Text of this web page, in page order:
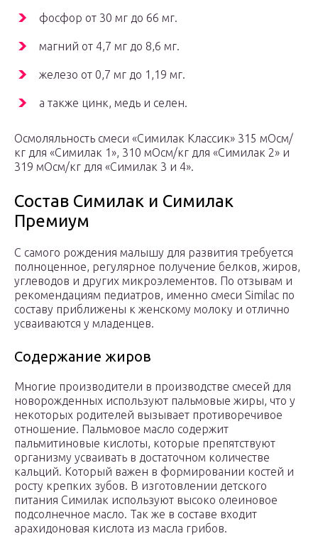
фосфор от 30 мг до 66 мг.
магний от 4,7 мг до 8,6 мг.
железо от 0,7 мг до 1,19 мг.
а также цинк, медь и селен.
Осмоляльность смеси «Симилак Классик» 315 мОсм/
кг для «Симилак 1», 310 мОсм/кг для «Симилак 2» и
319 мОсм/кг для «Симилак 3 и 4».
Состав Симилак и Симилак
Премиум
С самого рождения малышу для развития требуется
полноценное, регулярное получение белков, жиров,
углеводов и других микроэлементов. По отзывам и
рекомендациям педиатров, именно смеси Similac по
составу приближены к женскому молоку и отлично
усваиваются у младенцев.
Содержание жиров
Многие производители в производстве смесей для
новорожденных используют пальмовые жиры, что у
некоторых родителей вызывает противоречивое
отношение. Пальмовое масло содержит
пальмитиновые кислоты, которые препятствуют
организму усваивать в достаточном количестве
кальций. Который важен в формировании костей и
росту крепких зубов. В изготовлении детского
питания Симилак используют высоко олеиновое
подсолнечное масло. Так же в составе входит
арахидоновая кислота из масла грибов.